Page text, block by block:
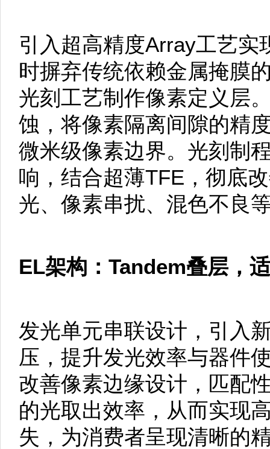
引入超高精度Array工艺实
时摒弃传统依赖金属掩膜
光刻工艺制作像素定义层
蚀，将像素隔离间隙的精
微米级像素边界。光刻制
响，结合超薄TFE，彻底
光、像素串扰、混色不良
EL架构：Tandem叠层，
发光单元串联设计，引入
压，提升发光效率与器件
改善像素边缘设计，匹配
的光取出效率，从而实现
失，为消费者呈现清晰的